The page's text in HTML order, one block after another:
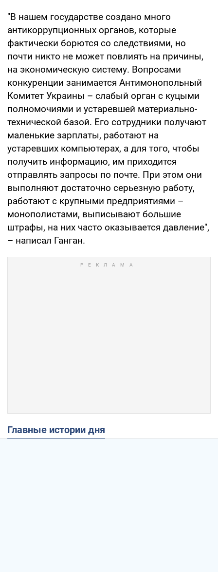
"В нашем государстве создано много
антикоррупционных органов, которые
фактически борются со следствиями, но
почти никто не может повлиять на причины,
на экономическую систему. Вопросами
конкуренции занимается Антимонопольный
Комитет Украины – слабый орган с куцыми
полномочиями и устаревшей материально-
технической базой. Его сотрудники получают
маленькие зарплаты, работают на
устаревших компьютерах, а для того, чтобы
получить информацию, им приходится
отправлять запросы по почте. При этом они
выполняют достаточно серьезную работу,
работают с крупными предприятиями –
монополистами, выписывают большие
штрафы, на них часто оказывается давление",
– написал Ганган.
Главные истории дня